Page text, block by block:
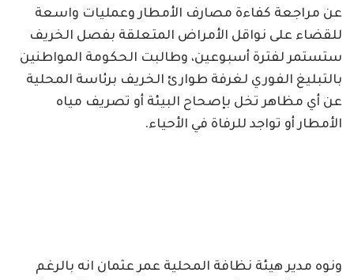
عن مراجعة كفاءة مصارف الأمطار وعمليات واسعة
للقضاء على نواقل الأمراض المتعلقة بفصل الخريف
ستستمر لفترة أسبوعين، وطالبت الحكومة المواطنين
بالتبليغ الفوري لغرفة طوارئ الخريف برئاسة المحلية
عن أي مظاهر تخل بإصحاح البيئة أو تصريف مياه
الأمطار أو تواجد للرفاة في الأحياء.
ونوه مدير هيئة نظافة المحلية عمر عثمان انه بالرغم